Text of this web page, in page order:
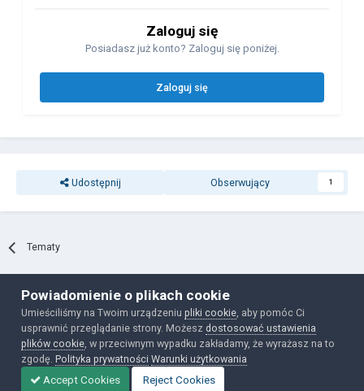
Zaloguj się
Posiadasz już konto? Zaloguj się poniżej.
Zaloguj się
Udostępnij Obserwujący 1
Tematy
Polityka prywatności Ciasteczka
Powered by Invision Community
Powiadomienie o plikach cookie
Umieściliśmy na Twoim urządzeniupliki cookie , aby pomóc Ci
usprawnić przeglądanie strony. Możesz dostosować ustawienia
plików cookie , w przeciwnym wypadku zakładamy, że wyrażasz na to
zgodę.Polityka prywatności Warunki użytkowania
Accept Cookies
Reject Cookies